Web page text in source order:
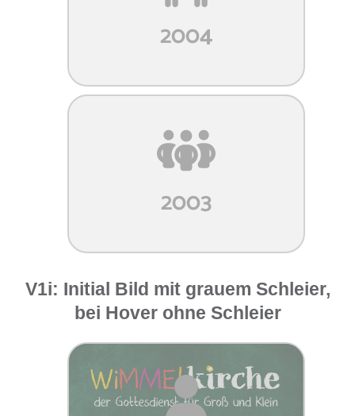
2004
2003
V1i: Initial Bild mit grauem Schleier,
bei Hover ohne Schleier